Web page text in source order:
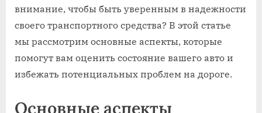
внимание, чтобы быть уверенным в надежности
своего транспортного средства? В этой статье
мы рассмотрим основные аспекты, которые
помогут вам оценить состояние вашего авто и
избежать потенциальных проблем на дороге.
Основные аспекты